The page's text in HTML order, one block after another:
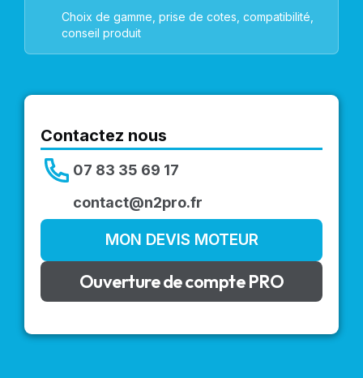
Choix de gamme, prise de cotes, compatibilité,
conseil produit
Contactez nous
07 83 35 69 17
contact@n2pro.fr
MON DEVIS MOTEUR
Ouverture de compte PRO